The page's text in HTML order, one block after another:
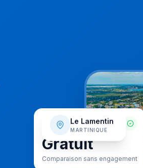
SERVICE
Gratuit
Comparaison sans engagement
Le Lamentin
MARTINIQUE